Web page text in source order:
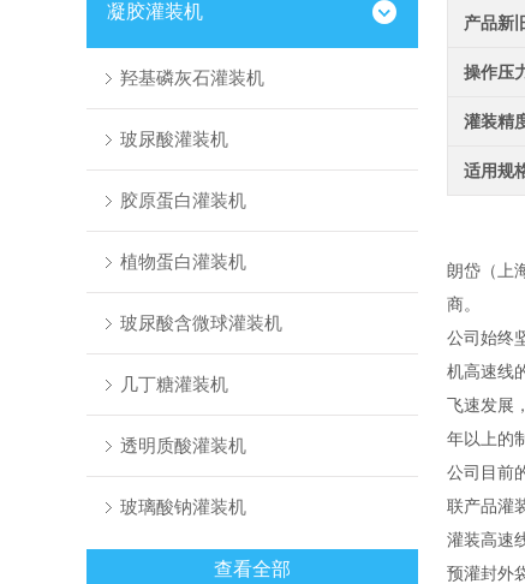
凝胶灌装机
羟基磷灰石灌装机
玻尿酸灌装机
胶原蛋白灌装机
植物蛋白灌装机
玻尿酸含微球灌装机
几丁糖灌装机
透明质酸灌装机
玻璃酸钠灌装机
查看全部
产品新
操作压
灌装精
适用规
朗岱（上
商。
公司始终
机高速线
飞速发展
年以上的
公司目前
联产品灌
灌装高速
预灌封外